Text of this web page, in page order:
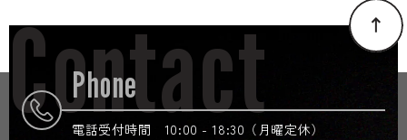
Phone
電話受付時間 10:00 - 18:30（月曜定休）
Contact